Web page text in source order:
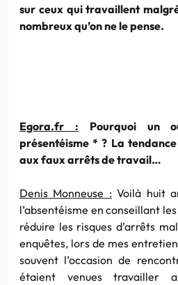
sur ceux qui travaillent
nombreux qu’on ne le pense.
Egora.fr : Pourquoi un
présentéisme * ? La
aux faux arrêts de travail…
Denis Monneuse :Voilà huit
l’absentéisme en conseillant
réduire les risques d’arrêts
enquêtes, lors de mes
souvent l’occasion de
étaient venues travailler